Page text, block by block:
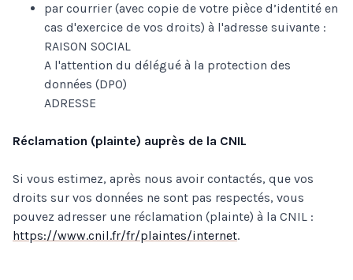
par courrier (avec copie de votre pièce d’identité en
cas d'exercice de vos droits) à l'adresse suivante :
RAISON SOCIAL
A l'attention du délégué à la protection des
données (DPO)
ADRESSE
Réclamation (plainte) auprès de la CNIL
Si vous estimez, après nous avoir contactés, que vos
droits sur vos données ne sont pas respectés, vous
pouvez adresser une réclamation (plainte) à la CNIL :
https://www.cnil.fr/fr/plaintes/internet.